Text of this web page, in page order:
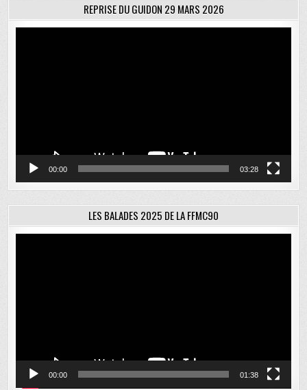
REPRISE DU GUIDON 29 MARS 2026
00:00 03:28
LES BALADES 2025 DE LA FFMC90
00:00 01:38